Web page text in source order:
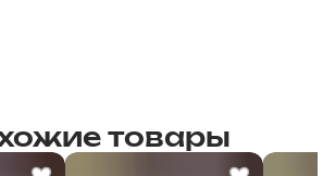
товары